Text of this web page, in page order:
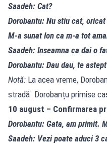
Saadeh: Cat?
Dorobantu: Nu stiu cat,
M-a sunat Ion ca m-a tot
Saadeh: Inseamna ca dai o
Dorobantu: Dau dau, te
Notă: La acea vreme,
stradă. Dorobanțu primise
10 august – Confirmarea
Dorobantu: Gata, am primit.
Saadeh: Vezi poate aduci 3